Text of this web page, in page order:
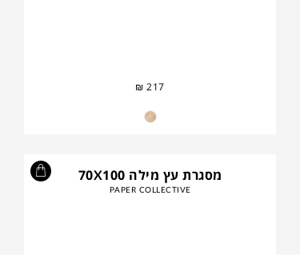
₪ 217
מסגרת עץ מילה 70X100
PAPER COLLECTIVE